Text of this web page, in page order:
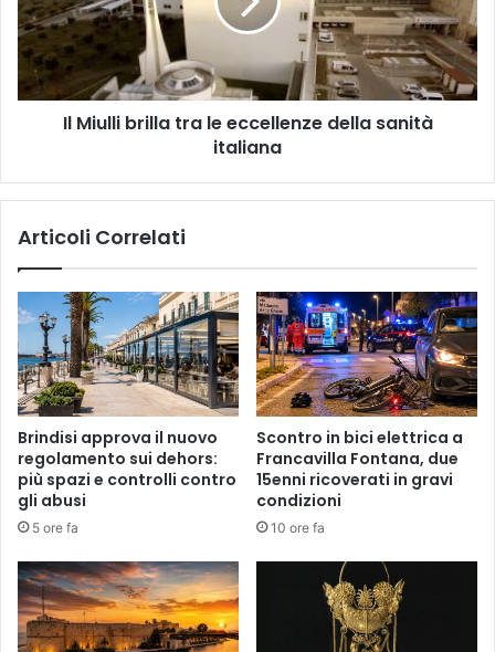
le
eccellenze
della
sanità
italiana
Il Miulli brilla tra le eccellenze della sanità
italiana
Articoli Correlati
Brindisi approva il nuovo
regolamento sui dehors:
più spazi e controlli contro
gli abusi
5 ore fa
Scontro in bici elettrica a
Francavilla Fontana, due
15enni ricoverati in gravi
condizioni
10 ore fa